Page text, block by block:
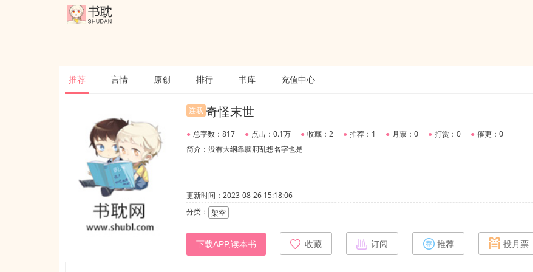
推荐 言情 原创 排行 书库 充值中心
连载 奇怪末世
● 总字数：817 ● 点击：0.1万 ● 收藏：2 ● 推荐：1 ● 月票：0 ● 打赏：0 ● 催更：0
简介：没有大纲靠脑洞乱想名字也是
更新时间：2023-08-26 15:18:06
分类： 架空
下载APP,读本书 收藏 订阅 推荐 投月票